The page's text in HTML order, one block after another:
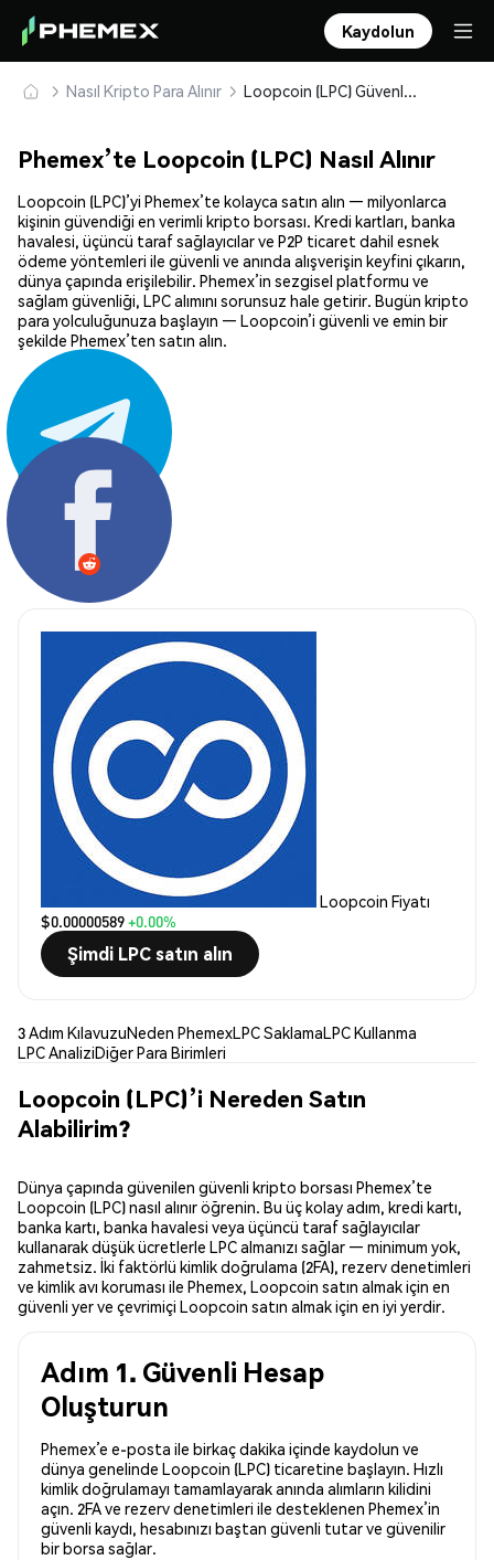
Kaydolun
Nasıl Kripto Para Alınır Loopcoin (LPC) Güvenle Satın Alın ve Saklayın
Phemex’te Loopcoin (LPC) Nasıl Alınır
Loopcoin (LPC)’yi Phemex’te kolayca satın alın — milyonlarca
kişinin güvendiği en verimli kripto borsası. Kredi kartları, banka
havalesi, üçüncü taraf sağlayıcılar ve P2P ticaret dahil esnek
ödeme yöntemleri ile güvenli ve anında alışverişin keyfini çıkarın,
dünya çapında erişilebilir. Phemex’in sezgisel platformu ve
sağlam güvenliği, LPC alımını sorunsuz hale getirir. Bugün kripto
para yolculuğunuza başlayın — Loopcoin’i güvenli ve emin bir
şekilde Phemex’ten satın alın.
Paylaş:
Loopcoin Fiyatı
$0.00000589+0.00%
Şimdi LPC satın alın
3 Adım KılavuzuNeden PhemexLPC SaklamaLPC Kullanma
LPC AnaliziDiğer Para Birimleri
Loopcoin (LPC)’i Nereden Satın
Alabilirim?
Dünya çapında güvenilen güvenli kripto borsası Phemex’te
Loopcoin (LPC) nasıl alınır öğrenin. Bu üç kolay adım, kredi kartı,
banka kartı, banka havalesi veya üçüncü taraf sağlayıcılar
kullanarak düşük ücretlerle LPC almanızı sağlar — minimum yok,
zahmetsiz. İki faktörlü kimlik doğrulama (2FA), rezerv denetimleri
ve kimlik avı koruması ile Phemex, Loopcoin satın almak için en
güvenli yer ve çevrimiçi Loopcoin satın almak için en iyi yerdir.
Adım 1. Güvenli Hesap
Oluşturun
Phemex’e e-posta ile birkaç dakika içinde kaydolun ve
dünya genelinde Loopcoin (LPC) ticaretine başlayın. Hızlı
kimlik doğrulamayı tamamlayarak anında alımların kilidini
açın. 2FA ve rezerv denetimleri ile desteklenen Phemex’in
güvenli kaydı, hesabınızı baştan güvenli tutar ve güvenilir
bir borsa sağlar.